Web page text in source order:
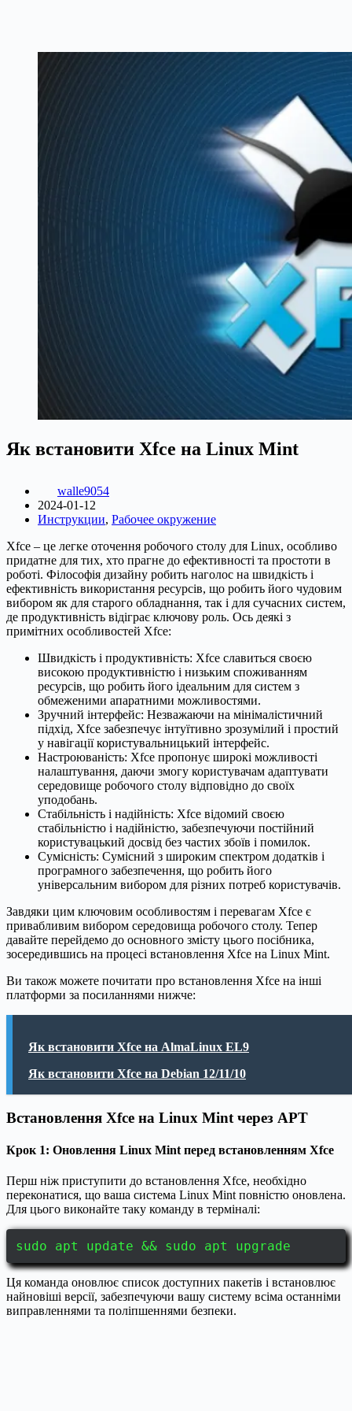
Як встановити Xfce на Linux Mint
walle9054
2024-01-12
Инструкции, Рабочее окружение
Xfce – це легке оточення робочого столу для Linux, особливо
придатне для тих, хто прагне до ефективності та простоти в
роботі. Філософія дизайну робить наголос на швидкість і
ефективність використання ресурсів, що робить його чудовим
вибором як для старого обладнання, так і для сучасних систем,
де продуктивність відіграє ключову роль. Ось деякі з
примітних особливостей Xfce:
Швидкість і продуктивність: Xfce славиться своєю
високою продуктивністю і низьким споживанням
ресурсів, що робить його ідеальним для систем з
обмеженими апаратними можливостями.
Зручний інтерфейс: Незважаючи на мінімалістичний
підхід, Xfce забезпечує інтуїтивно зрозумілий і простий
у навігації користувальницький інтерфейс.
Настроюваність: Xfce пропонує широкі можливості
налаштування, даючи змогу користувачам адаптувати
середовище робочого столу відповідно до своїх
уподобань.
Стабільність і надійність: Xfce відомий своєю
стабільністю і надійністю, забезпечуючи постійний
користувацький досвід без частих збоїв і помилок.
Сумісність: Сумісний з широким спектром додатків і
програмного забезпечення, що робить його
універсальним вибором для різних потреб користувачів.
Завдяки цим ключовим особливостям і перевагам Xfce є
привабливим вибором середовища робочого столу. Тепер
давайте перейдемо до основного змісту цього посібника,
зосередившись на процесі встановлення Xfce на Linux Mint.
Ви також можете почитати про встановлення Xfce на інші
платформи за посиланнями нижче:
Як встановити Xfce на AlmaLinux EL9
Як встановити Xfce на Debian 12/11/10
Встановлення Xfce на Linux Mint через APT
Крок 1: Оновлення Linux Mint перед встановленням Xfce
Перш ніж приступити до встановлення Xfce, необхідно
переконатися, що ваша система Linux Mint повністю оновлена.
Для цього виконайте таку команду в терміналі:
sudo apt update && sudo apt upgrade
Ця команда оновлює список доступних пакетів і встановлює
найновіші версії, забезпечуючи вашу систему всіма останніми
виправленнями та поліпшеннями безпеки.